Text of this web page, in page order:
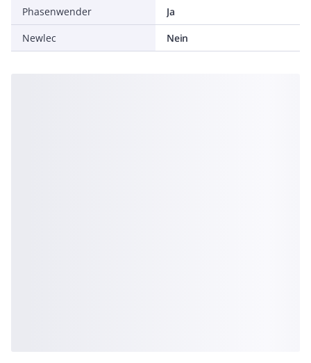
Phasenwender
Ja
Newlec
Nein